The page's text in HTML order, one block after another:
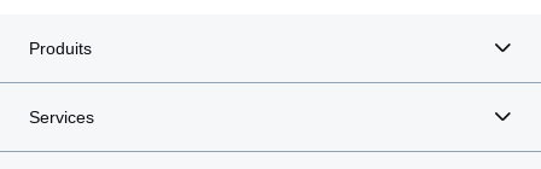
Produits
Services